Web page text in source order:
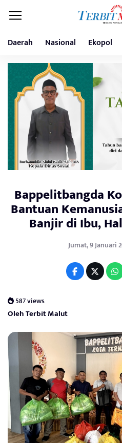
Daerah Nasional Ekopol
Bappelitbangda
Bantuan
Banjir di Ibu,
Jumat, 9 Januari
587 views
Oleh Terbit Malut